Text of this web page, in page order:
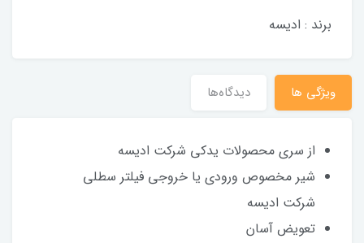
برند : ادیسه
ویژگی ها دیدگاه‌ها
از سری محصولات یدکی شرکت ادیسه
شیر مخصوص ورودی یا خروجی فیلتر سطلی
شرکت ادیسه
تعویض آسان